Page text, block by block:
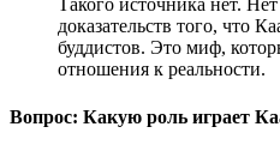
Такого источника нет.
доказательств того, что
буддистов. Это миф,
отношения к реальности.
Вопрос: Какую роль играет